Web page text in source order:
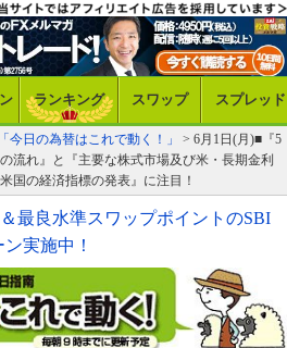
ランキング スワップ スプレッド
今日の為替はこれで動く！」
> 6月1日(月)■『5
流れ』と『主要な株式市場及び米・長期金利
国の経済指標の発表』に注目！
最良水準スワップポイントのSBI
実施中！